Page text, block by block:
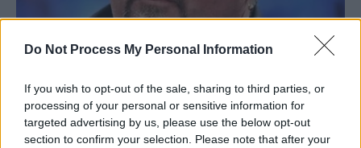
Do Not Process My Personal Information
If you wish to opt-out of the sale, sharing to third parties, or
processing of your personal or sensitive information for
targeted advertising by us, please use the below opt-out
section to confirm your selection. Please note that after your